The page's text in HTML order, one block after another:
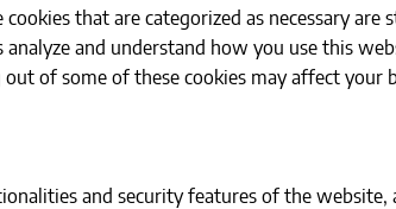
that are categorized as necessary are
and understand how you use this
of some of these cookies may affect your
and security features of the website,